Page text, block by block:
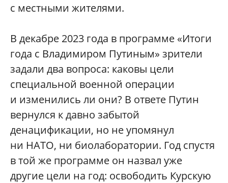
с местными жителями.
В декабре 2023 года в программе «Итоги
года с Владимиром Путиным» зрители
задали два вопроса: каковы цели
специальной военной операции
и изменились ли они? В ответе Путин
вернулся к давно забытой
денацификации, но не упомянул
ни НАТО, ни биолаборатории. Год спустя
в той же программе он назвал уже
другие цели на год: освободить Курскую